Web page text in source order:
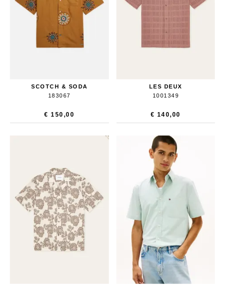
SCOTCH & SODA
183067
€ 150,00
LES DEUX
1001349
€ 140,00